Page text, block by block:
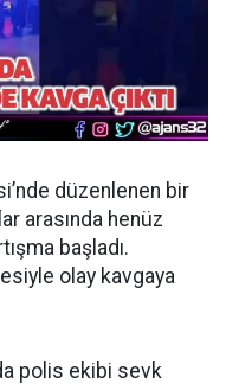
düzenlenen bir
arasında henüz
başladı.
olay kavgaya
polis ekibi sevk